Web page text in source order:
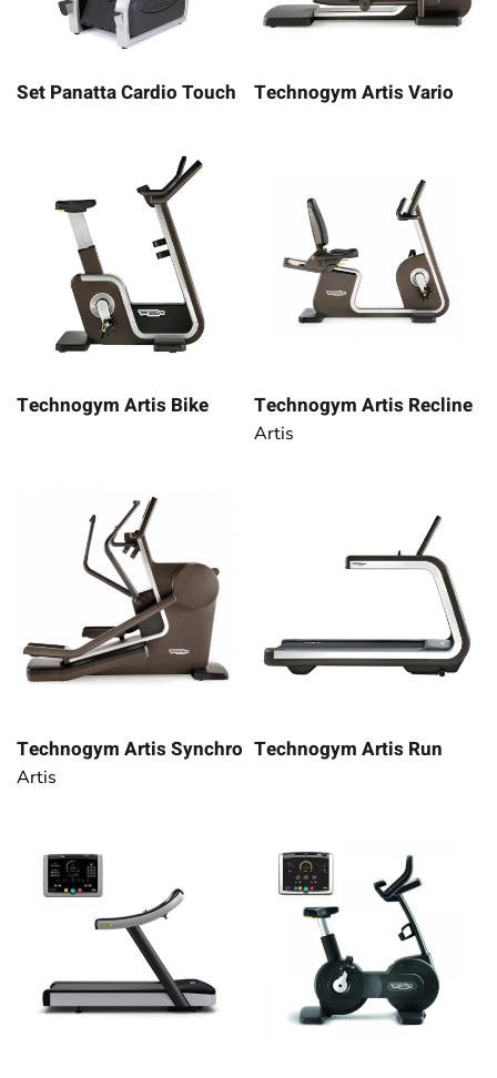
Set Panatta Cardio Touch Technogym Artis Vario
Technogym Artis Bike Technogym Artis Recline
Artis
Technogym Artis Synchro
Artis
Technogym Artis Run